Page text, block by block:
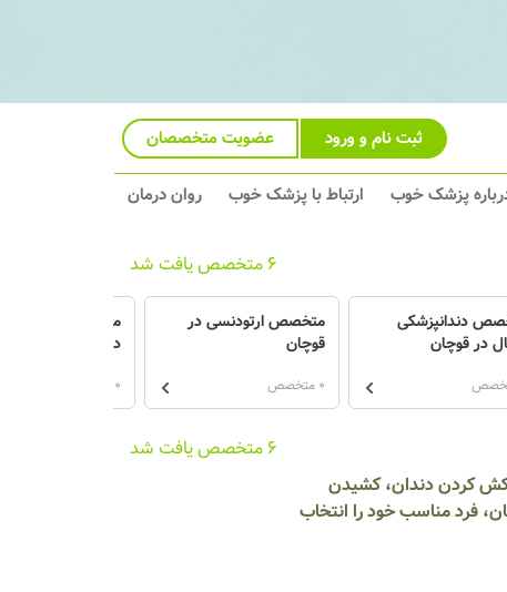
ثبت نام و ورود عضویت متخصصان
پزشک خوب ارتباط با پزشک خوب روان درمان
6 متخصص یافت شد
دندانپزشکی
در قوچان
متخصص ارتودنسی در
قوچان
0 متخصص
متخصص پروتزهای
در قوچان
0 متخصص
کردن دندان، کشیدن
فرد مناسب خود را انتخاب
6 متخصص یافت شد